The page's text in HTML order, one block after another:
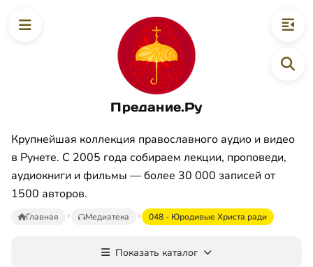
Предание.Ру
Крупнейшая коллекция православного аудио и видео
в Рунете. С 2005 года собираем лекции, проповеди,
аудиокниги и фильмы — более 30 000 записей от
1500 авторов.
Главная Медиатека 048 - Юродивые Христа ради
Показать каталог